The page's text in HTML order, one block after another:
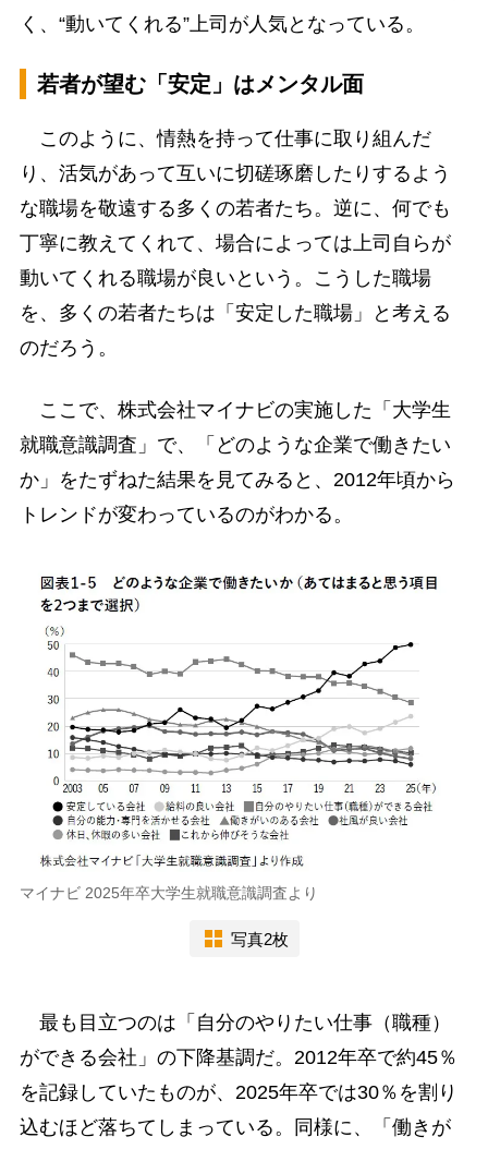
く、“動いてくれる”上司が人気となっている。
若者が望む「安定」はメンタル面
このように、情熱を持って仕事に取り組んだ
り、活気があって互いに切磋琢磨したりするよう
な職場を敬遠する多くの若者たち。逆に、何でも
丁寧に教えてくれて、場合によっては上司自らが
動いてくれる職場が良いという。こうした職場
を、多くの若者たちは「安定した職場」と考える
のだろう。
ここで、株式会社マイナビの実施した「大学生
就職意識調査」で、「どのような企業で働きたい
か」をたずねた結果を見てみると、2012年頃から
トレンドが変わっているのがわかる。
マイナビ 2025年卒大学生就職意識調査より
写真2枚
最も目立つのは「自分のやりたい仕事（職種）
ができる会社」の下降基調だ。2012年卒で約45％
を記録していたものが、2025年卒では30％を割り
込むほど落ちてしまっている。同様に、「働きが